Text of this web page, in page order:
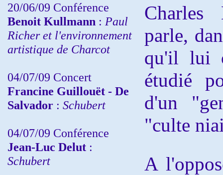
20/06/09 Conférence
Benoit Kullmann : Paul
Richer et l'environnement
artistique de Charcot
04/07/09 Concert
Francine Guillouët - De
Salvador : Schubert
04/07/09 Conférence
Jean-Luc Delut :
Schubert
Charles
parle,
qu'il lui
étudié
d'un
"culte
A